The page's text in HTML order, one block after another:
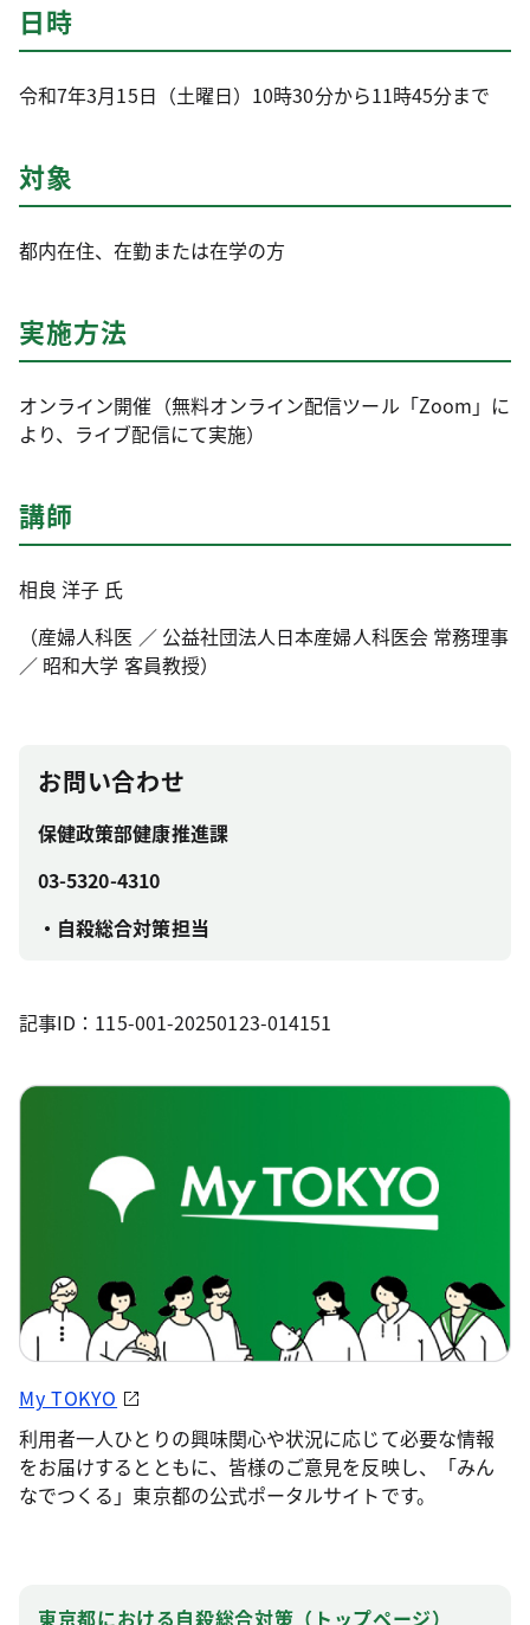
日時
令和7年3月15日（土曜日）10時30分から11時45分まで
対象
都内在住、在勤または在学の方
実施方法
オンライン開催（無料オンライン配信ツール「Zoom」に
より、ライブ配信にて実施）
講師
相良 洋子 氏
（産婦人科医 ／ 公益社団法人日本産婦人科医会 常務理事
／ 昭和大学 客員教授）
お問い合わせ
保健政策部健康推進課
03-5320-4310
・自殺総合対策担当
記事ID：115-001-20250123-014151
My TOKYO
利用者一人ひとりの興味関心や状況に応じて必要な情報
をお届けするとともに、皆様のご意見を反映し、「みん
なでつくる」東京都の公式ポータルサイトです。
東京都における自殺総合対策（トップページ）